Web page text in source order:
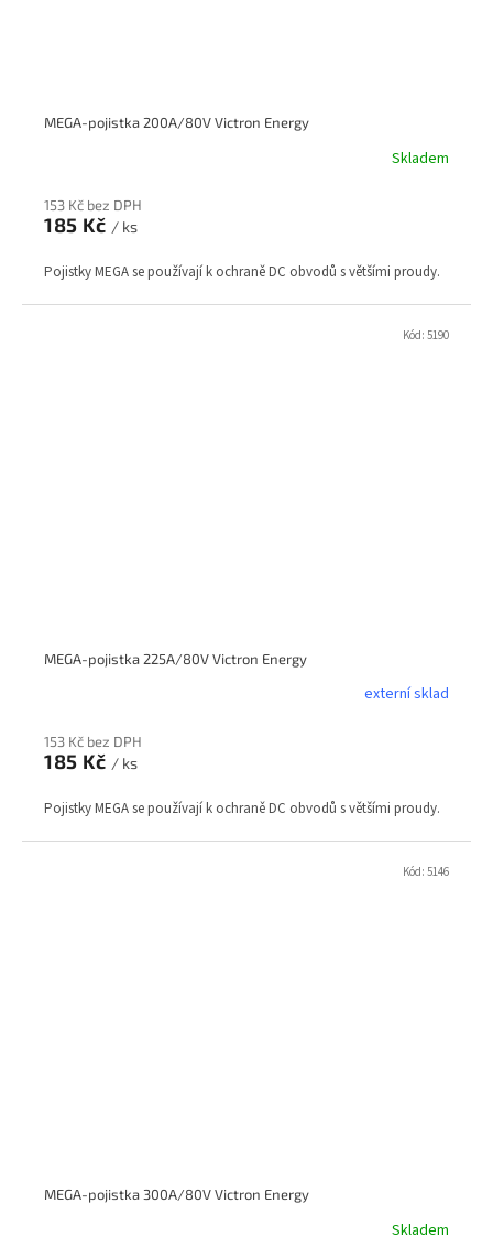
MEGA-pojistka 200A/80V Victron Energy
Skladem
153 Kč bez DPH
185 Kč / ks
Pojistky MEGA se používají k ochraně DC obvodů s většími proudy.
MEGA-pojistka 225A/80V Victron Energy
externí sklad
153 Kč bez DPH
185 Kč / ks
Pojistky MEGA se používají k ochraně DC obvodů s většími proudy.
Kód: 5190
MEGA-pojistka 300A/80V Victron Energy
Skladem
Kód: 5146